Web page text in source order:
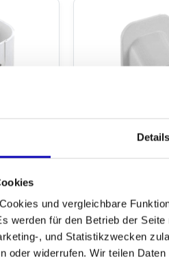
Details
und vergleichbare
werden für den Betrieb der
, und Statistikzwecken
oder widerrufen. Wir teilen
Kurve
-
13:30
Wand-Decke
WEISS (SP-77-W)
Zur Zeit nicht
wieder
34. Sie